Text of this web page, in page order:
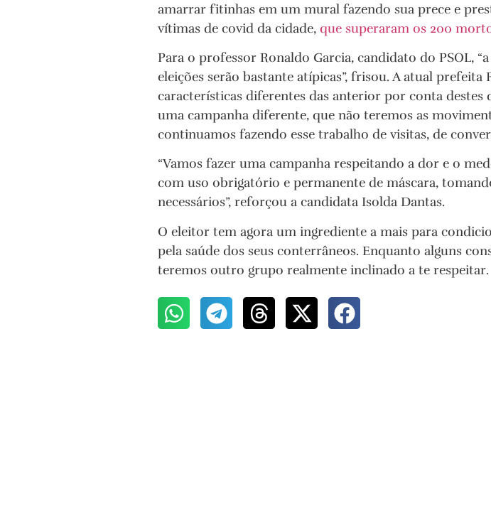
amarrar fitinhas em um mural fazendo sua prece e
vítimas de covid da cidade, que superaram os 200
Para o professor Ronaldo Garcia, candidato do PSOL,
eleições serão bastante atípicas”, frisou. A atual
características diferentes das anterior por conta destes
uma campanha diferente, que não teremos as
continuamos fazendo esse trabalho de visitas, de
“Vamos fazer uma campanha respeitando a dor e o
com uso obrigatório e permanente de máscara,
necessários”, reforçou a candidata Isolda Dantas.
O eleitor tem agora um ingrediente a mais para
pela saúde dos seus conterrâneos. Enquanto alguns
teremos outro grupo realmente inclinado a te respeitar.